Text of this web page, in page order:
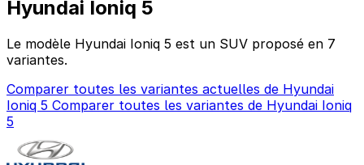
Hyundai Ioniq 5
Le modèle Hyundai Ioniq 5 est un SUV proposé en 7
variantes.
Comparer toutes les variantes actuelles de Hyundai
Ioniq 5 Comparer toutes les variantes de Hyundai Ioniq
5